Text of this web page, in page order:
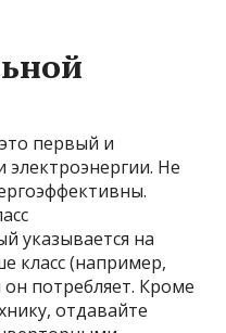
первый и
Не
указывается на
класс (например,
потребляет. Кроме
отдавайте